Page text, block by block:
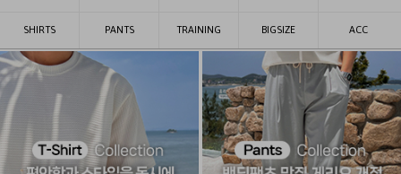
SHIRTS PANTS TRAINING BIGSIZE ACC